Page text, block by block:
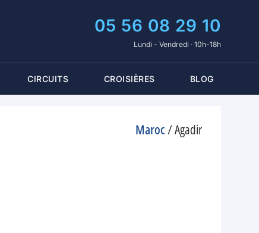
05 56 08 29 10
Lundi - Vendredi · 10h-18h
CIRCUITS CROISIÈRES BLOG
Maroc/Agadir